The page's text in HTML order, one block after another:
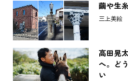
繭や生
三上美絵
高田晃
へ。ど
い